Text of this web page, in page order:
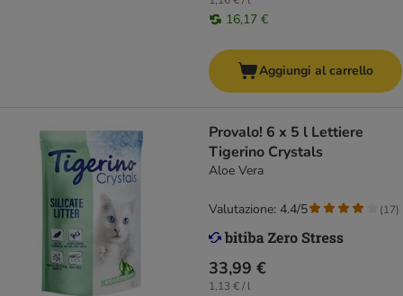
16,17 €
Aggiungi al carrello
Provalo! 6 x 5 l Lettiere
Tigerino Crystals
Aloe Vera
33,99 €
1,13 € / l
Valutazione: 4.4/5 (17)